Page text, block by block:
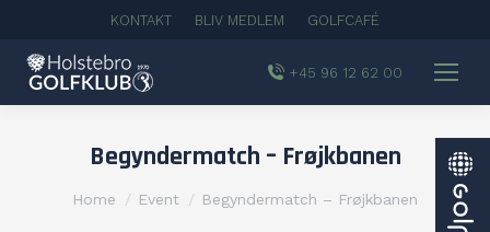
KONTAKT BLIV MEDLEM GOLFCAFÉ
+45 96 12 62 00
Begyndermatch – Frøjkbanen
You are here:
Home Event Begyndermatch – Frøjkbanen